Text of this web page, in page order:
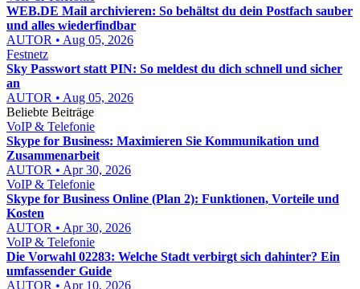
WEB.DE Mail archivieren: So behältst du dein Postfach sauber
und alles wiederfindbar
AUTOR • Aug 05, 2026
Festnetz
Sky Passwort statt PIN: So meldest du dich schnell und sicher
an
AUTOR • Aug 05, 2026
Beliebte Beiträge
VoIP & Telefonie
Skype for Business: Maximieren Sie Kommunikation und
Zusammenarbeit
AUTOR • Apr 30, 2026
VoIP & Telefonie
Skype for Business Online (Plan 2): Funktionen, Vorteile und
Kosten
AUTOR • Apr 30, 2026
VoIP & Telefonie
Die Vorwahl 02283: Welche Stadt verbirgt sich dahinter? Ein
umfassender Guide
AUTOR • Apr 10, 2026